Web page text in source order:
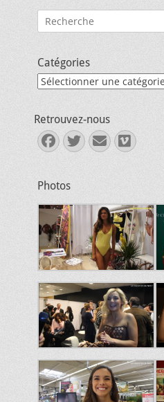
Rechercher :
Catégories
Catégories
Retrouvez-nous
Facebook
Twitter
E-
mail
Vimeo
Photos